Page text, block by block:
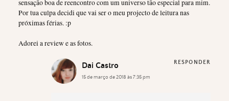
sensação boa de reencontro com um universo tão especial para mim.
Por tua culpa decidi que vai ser o meu projecto de leitura nas
próximas férias. :p
Adorei a review e as fotos.
Dai Castro
15 de março de 2018 às 7:35 pm
RESPONDER